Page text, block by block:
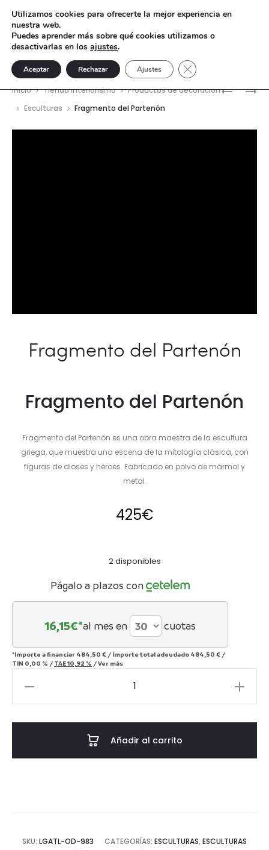
JUEGO
LÁMPARA
Inicio Tienda interiorismo
Productos de decoración
Esculturas
Fragmento del Partenón
Fragmento del Partenón
Fragmento del Partenón
Fragmento del Partenón es una obra maestra de la escultura
griega, que muestra una escena de la mitología clásica, con
figuras de dioses y héroes. Fabricado en polvo de mármol y
metal.
425€
2 disponibles
Págalo a plazos con
16,15€*al mes en cuotas
*Importe a financiar 484,50 € / Importe total adeudado 484,50 € /
TIN 0,00 % / TAE10,92 % /Ver más
Añadir al carrito
SKU: LGATL-OD-983 CATEGORÍAS: ESCULTURAS, ESCULTURAS
Utilizamos cookies para ofrecerte la mejor experiencia en
nuestra web.
Puedes aprender más sobre qué cookies utilizamos o
desactivarlas en los ajustes.
Aceptar Rechazar Ajustes Cerrar el banner de